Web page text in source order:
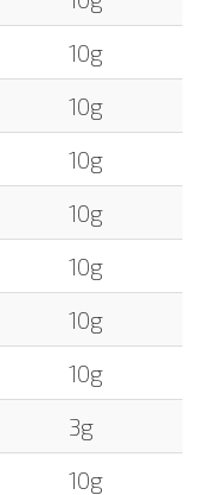
10g
10g
10g
10g
10g
10g
10g
3g
10g